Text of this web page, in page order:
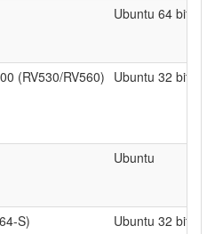
Ubuntu 64 bits
(RV530/RV560) Ubuntu 32 bits
Ubuntu
S) Ubuntu 32 bits